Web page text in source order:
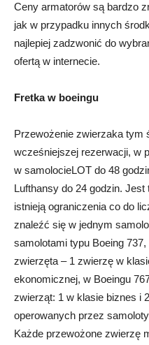
Ceny armatorów są bardzo
jak w przypadku innych
najlepiej zadzwonić do
ofertą w internecie.
Fretka w boeingu
Przewożenie zwierzaka tym
wcześniejszej rezerwacji, w
w samolocieLOT do 48
Lufthansy do 24 godzin.
istnieją ograniczenia co do
znaleźć się w jednym
samolotami typu Boeing
zwierzęta – 1 zwierzę w
ekonomicznej, w Boeingu
zwierząt: 1 w klasie biznes i
operowanych przez
Każde przewożone zwierzę